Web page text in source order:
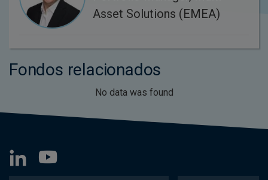
Asset Solutions (EMEA)
Fondos relacionados
No data was found